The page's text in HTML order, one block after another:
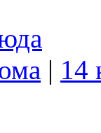
| 14